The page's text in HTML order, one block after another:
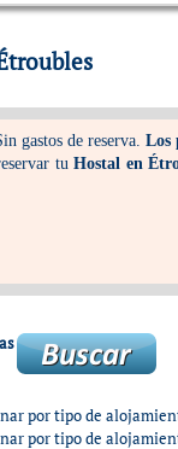
gastos de reserva. Los
tuHostal en
por tipo de
por tipo de